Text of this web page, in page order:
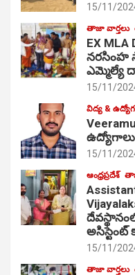
15/11/
తాజా వార్తలు
EX MLA
నరసింహ
ఎమ్మెల్యే
15/11/
విద్య &
15/11/
ఆంధ్రప్రదేశ్
అసిస్టెంట్
15/11/
తాజా వార్తలు